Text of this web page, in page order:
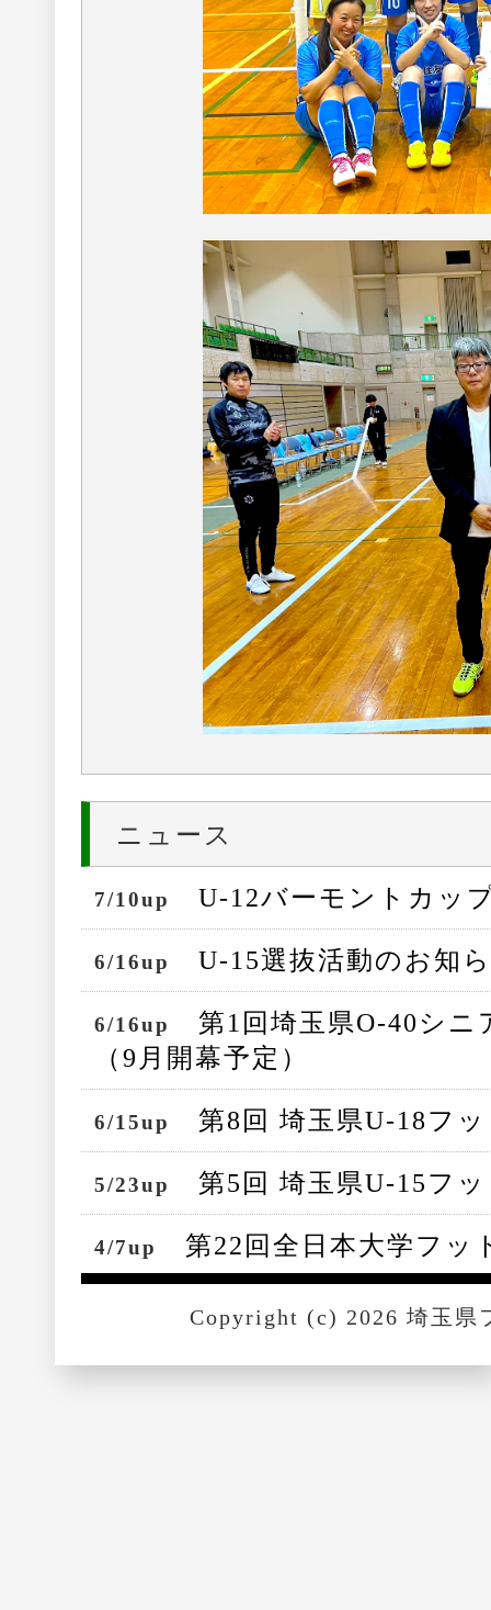
ニュース
7/10up U-12バーモントカッ
6/16up U-15選抜活動のお知
6/16up
第1回埼玉県O-40シ
（9月開幕予定）
6/15up 第8回 埼玉県U-18フ
5/23up 第5回 埼玉県U-15フ
4/7up
第22回全日本大学フッ
（申込期限4/24）
Copyright (c) 2026 埼玉県